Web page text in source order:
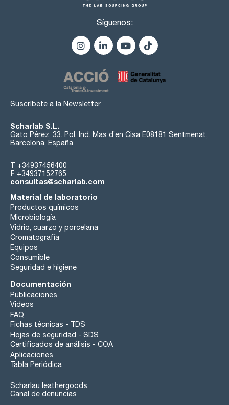
Síguenos:
Suscríbete a la Newsletter
Scharlab S.L.
Gato Pérez, 33. Pol. Ind. Mas d’en Cisa E08181 Sentmenat,
Barcelona, España
T +34937456400
F +34937152765
consultas@scharlab.com
Material de laboratorio
Productos químicos
Microbiología
Vidrio, cuarzo y porcelana
Cromatografía
Equipos
Consumible
Seguridad e higiene
Documentación
Publicaciones
Videos
FAQ
Fichas técnicas - TDS
Hojas de seguridad - SDS
Certificados de análisis - COA
Aplicaciones
Tabla Periódica
Scharlau leathergoods
Canal de denuncias